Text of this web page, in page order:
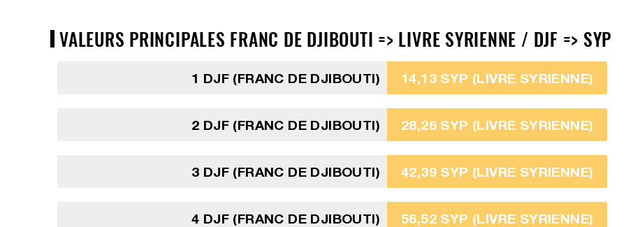
VALEURS PRINCIPALES FRANC DE DJIBOUTI => LIVRE SYRIENNE / DJF => SYP
1 DJF (FRANC DE DJIBOUTI) 14,13 SYP (LIVRE SYRIENNE)
2 DJF (FRANC DE DJIBOUTI) 28,26 SYP (LIVRE SYRIENNE)
3 DJF (FRANC DE DJIBOUTI) 42,39 SYP (LIVRE SYRIENNE)
4 DJF (FRANC DE DJIBOUTI) 56,52 SYP (LIVRE SYRIENNE)